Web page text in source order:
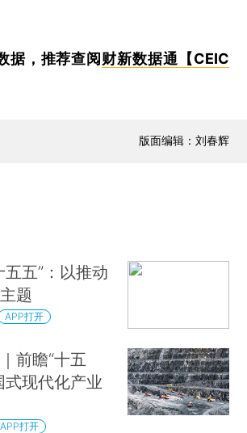
据，推荐查阅财新数据通【CEIC
版面编辑：刘春辉
五五”：以推动
题
APP打开
前瞻“十五
式现代化产业
APP打开